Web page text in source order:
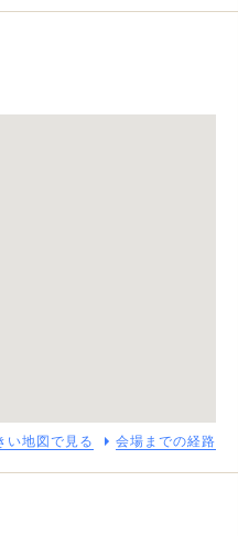
い地図で見る 会場までの経路